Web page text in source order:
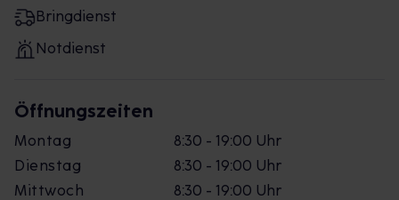
Bringdienst
Notdienst
Öffnungszeiten
Montag
8:30 - 19:00 Uhr
Dienstag
8:30 - 19:00 Uhr
Mittwoch
8:30 - 19:00 Uhr